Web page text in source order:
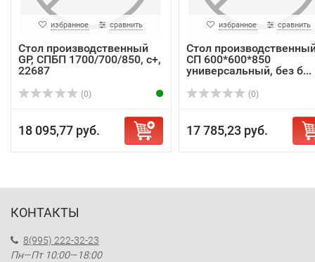
избранное сравнить
Стол производственный
GP, СПБП 1700/700/850, с+,
22687
(0)
18 095,77 руб.
избранное сравнить
Стол
СП 600*600*850
универсальный, без б...
(0)
17 785,23 руб.
КОНТАКТЫ
8(995) 222-32-23
Пн—Пт 10:00—18:00